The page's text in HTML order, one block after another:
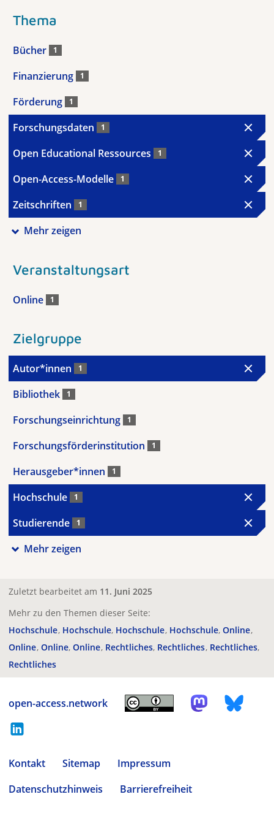
Thema
Bücher 1
Finanzierung 1
Förderung 1
Forschungsdaten 1
Open Educational Ressources 1
Open-Access-Modelle 1
Zeitschriften 1
Mehr zeigen
Veranstaltungsart
Online 1
Zielgruppe
Autor*innen 1
Bibliothek 1
Forschungseinrichtung 1
Forschungsförderinstitution 1
Herausgeber*innen 1
Hochschule 1
Studierende 1
Mehr zeigen
Zuletzt bearbeitet am 11. Juni 2025
Mehr zu den Themen dieser Seite:
Hochschule Hochschule Hochschule Hochschule Online
Online Online Online Rechtliches Rechtliches Rechtliches
Rechtliches
open-access.network
Kontakt Sitemap
Impressum
Datenschutzhinweis
Barrierefreiheit